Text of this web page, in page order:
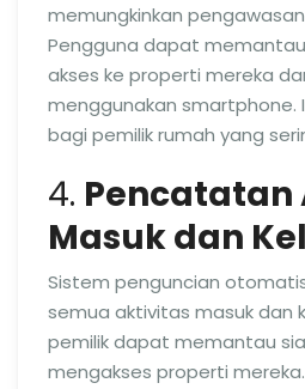
memungkinkan
Pengguna dapat
akses ke properti mereka
menggunakan smartphone.
bagi pemilik rumah yang
4.
Masuk dan
Sistem penguncian
semua aktivitas masuk dan
pemilik dapat memantau
mengakses properti mereka.